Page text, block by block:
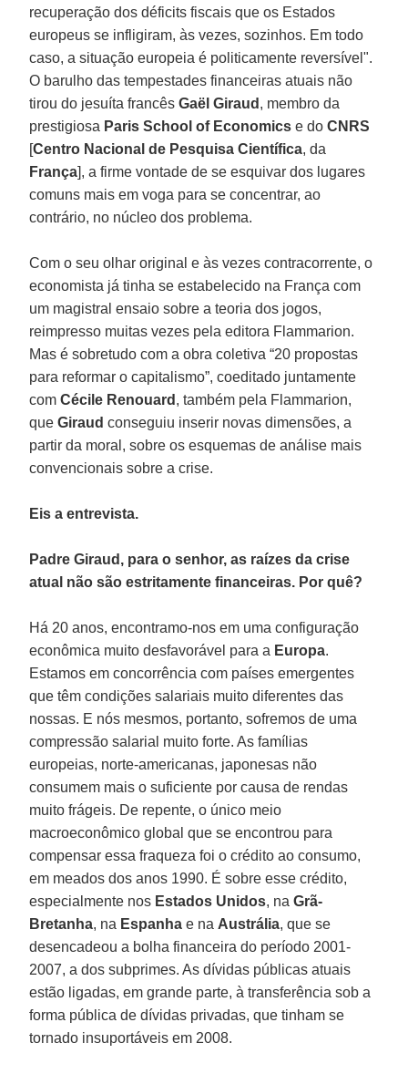
recuperação dos déficits fiscais que os Estados
europeus se infligiram, às vezes, sozinhos. Em todo
caso, a situação europeia é politicamente reversível".
O barulho das tempestades financeiras atuais não
tirou do jesuíta francêsGaël Giraud , membro da
prestigiosa Paris School of Economicse doCNRS
[Centro Nacional de Pesquisa Científica, da
França], a firme vontade de se esquivar dos lugares
comuns mais em voga para se concentrar, ao
contrário, no núcleo dos problema.
Com o seu olhar original e às vezes contracorrente, o
economista já tinha se estabelecido na França com
um magistral ensaio sobre a teoria dos jogos,
reimpresso muitas vezes pela editora Flammarion.
Mas é sobretudo com a obra coletiva “20 propostas
para reformar o capitalismo”, coeditado juntamente
comCécile Renouard , também pela Flammarion,
queGiraudconseguiu inserir novas dimensões, a
partir da moral, sobre os esquemas de análise mais
convencionais sobre a crise.
Eis a entrevista.
Padre Giraud, para o senhor, as raízes da crise
atual não são estritamente financeiras. Por quê?
Há 20 anos, encontramo-nos em uma configuração
econômica muito desfavorável para a Europa.
Estamos em concorrência com países emergentes
que têm condições salariais muito diferentes das
nossas. E nós mesmos, portanto, sofremos de uma
compressão salarial muito forte. As famílias
europeias, norte-americanas, japonesas não
consumem mais o suficiente por causa de rendas
muito frágeis. De repente, o único meio
macroeconômico global que se encontrou para
compensar essa fraqueza foi o crédito ao consumo,
em meados dos anos 1990. É sobre esse crédito,
especialmente nos Estados Unidos, naGrã-
Bretanha, na Espanhae na Austrália, que se
desencadeou a bolha financeira do período 2001-
2007, a dos subprimes. As dívidas públicas atuais
estão ligadas, em grande parte, à transferência sob a
forma pública de dívidas privadas, que tinham se
tornado insuportáveis em 2008.